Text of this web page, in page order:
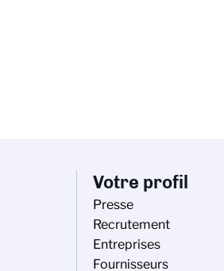
Votre profil
Presse
Recrutement
Entreprises
Fournisseurs